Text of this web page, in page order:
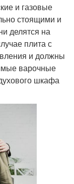
и газовые
стоящими и
делятся на
плита с
и должны
варочные
шкафа